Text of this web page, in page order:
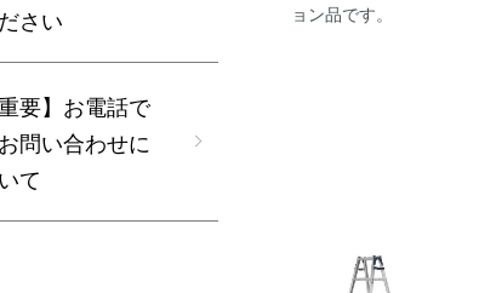
ョン品です。
さい
重要】お電話で
問い合わせに
て